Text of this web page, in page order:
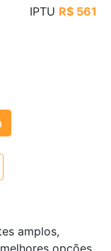
IPTU R$ 561
amplos,
opções